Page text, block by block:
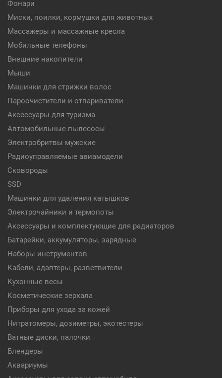
Фонари
Миски, поилки, кормушки для животных
Массажеры и массажные кресла
Мобильные телефоны
Внешние накопители
Мыши
Машинки для стрижки волос
Пароочистители и отпариватели
Аксессуары для туризма
Автомобильные пылесосы
Электробритвы мужские
Радиоуправляемые авиамодели
Сковороды
SSD
Машинки для удаления катышков
Электрочайники и термопоты
Аксессуары и комплектующие для радиаторов
Батарейки, аккумуляторы, зарядные
Наборы инструментов
Кабели, адаптеры, разветвители
Кухонные весы
Косметические зеркала
Приборы для ухода за кожей
Нитратомеры, дозиметры, экотестеры
Ватные диски, палочки
Блендеры
Аквариумы